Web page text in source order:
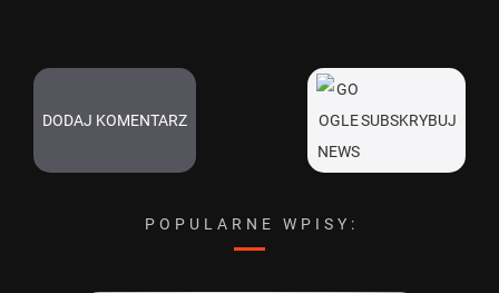
DODAJ KOMENTARZ SUBSKRYBUJ
POPULARNE WPISY: